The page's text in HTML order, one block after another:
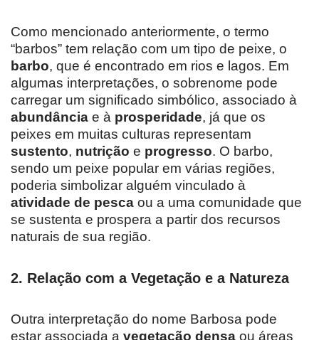
Como mencionado anteriormente, o termo
“barbos” tem relação com um tipo de peixe, o
barbo, que é encontrado em rios e lagos. Em
algumas interpretações, o sobrenome pode
carregar um significado simbólico, associado à
abundância e à prosperidade, já que os
peixes em muitas culturas representam
sustento, nutrição e progresso. O barbo,
sendo um peixe popular em várias regiões,
poderia simbolizar alguém vinculado à
atividade de pesca ou a uma comunidade que
se sustenta e prospera a partir dos recursos
naturais de sua região.
2. Relação com a Vegetação e a Natureza
Outra interpretação do nome Barbosa pode
estar associada a vegetação densa ou áreas